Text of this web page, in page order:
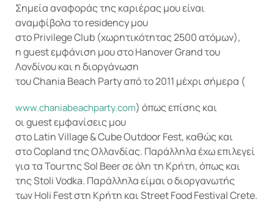
Σημεία αναφοράς της καριέρας μου είναι
αναμφίβολα το residency μου
στο Privilege Club (χωρητικότητας 2500 ατόμων),
η guest εμφάνιση μου στο Hanover Grand του
Λονδίνου και η διοργάνωση
του Chania Beach Party από το 2011 μέχρι σήμερα (
www.chaniabeachparty.com) όπως επίσης και
οι guest εμφανίσεις μου
στo Latin Village & Cube Outdoor Fest, καθώς και
στο Copland της Ολλανδίας. Παράλληλα έχω επιλεγεί
για τα Tourτης Sol Beer σε όλη τη Κρήτη, όπως και
της Stoli Vodka. Παράλληλα είμαι ο διοργανωτής
των Holi Fest στη Κρήτη και Street Food Festival Crete.